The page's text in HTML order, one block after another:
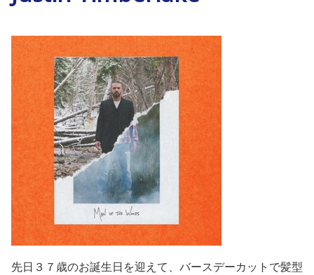
先日３７歳のお誕生日を迎えて、バースデーカットで髪型